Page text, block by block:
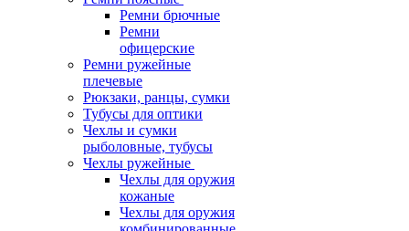
Ремни брючные
Ремни
офицерские
Ремни ружейные
плечевые
Рюкзаки, ранцы, сумки
Тубусы для оптики
Чехлы и сумки
рыболовные, тубусы
Чехлы ружейные
Чехлы для оружия
кожаные
Чехлы для оружия